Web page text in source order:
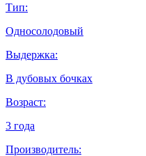
Тип:
Односолодовый
Выдержка:
В дубовых бочках
Возраст:
3 года
Производитель: